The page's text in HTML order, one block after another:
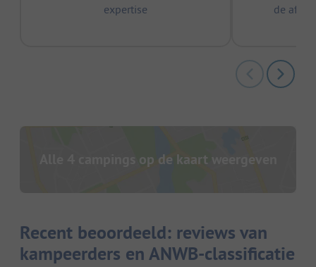
expertise
de
Alle 4 campings op de kaart weergeven
Recent beoordeeld: reviews van
kampeerders en ANWB-classificatie